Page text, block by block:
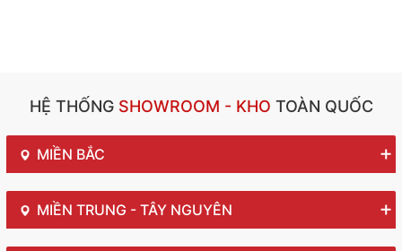
HỆ THỐNGSHOWROOM - KHO TOÀN QUỐC
MIỀN BẮC
MIỀN TRUNG - TÂY NGUYÊN